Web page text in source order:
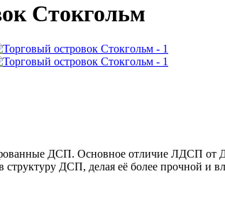
Стокгольм
ДСП. Основное отличие ЛДСП от
структуру ДСП, делая её более прочной и